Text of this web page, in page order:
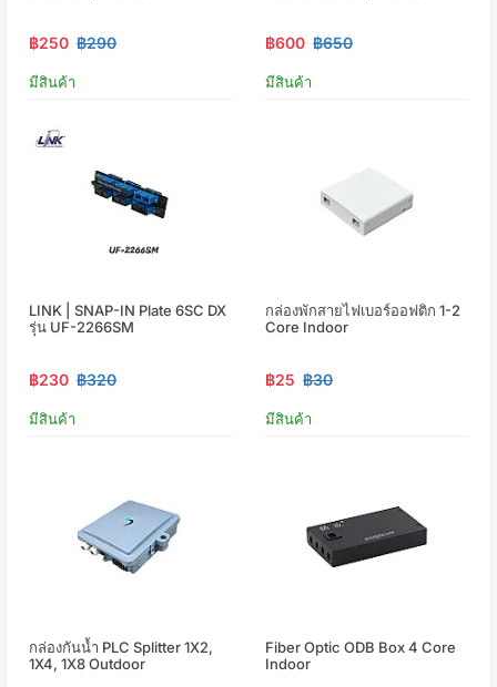
฿250 ฿290
มีสินค้า
฿600 ฿650
มีสินค้า
LINK | SNAP-IN Plate 6SC DX
รุ่น UF-2266SM
฿230 ฿320
มีสินค้า
กล่องพักสายไฟเบอร์ออฟติก 1-2
Core Indoor
฿25 ฿30
มีสินค้า
กล่องกันน้ำ PLC Splitter 1X2,
1X4, 1X8 Outdoor
Fiber Optic ODB Box 4 Core
Indoor